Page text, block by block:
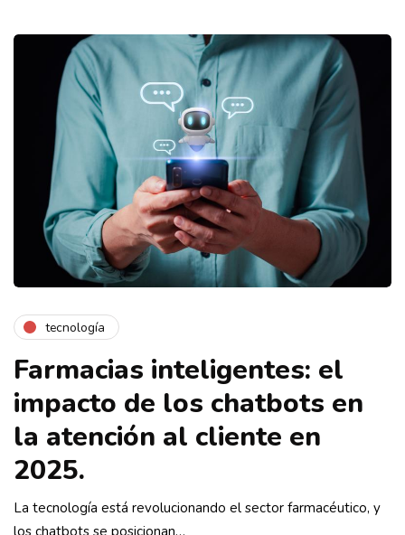
tecnología
Farmacias inteligentes: el
impacto de los chatbots en
la atención al cliente en
2025.
La tecnología está revolucionando el sector farmacéutico, y